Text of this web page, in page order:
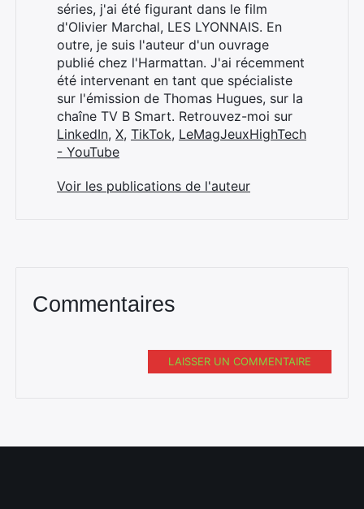
séries, j'ai été figurant dans le film
d'Olivier Marchal, LES LYONNAIS. En
outre, je suis l'auteur d'un ouvrage
publié chez l'Harmattan. J'ai récemment
été intervenant en tant que spécialiste
sur l'émission de Thomas Hugues, sur la
chaîne TV B Smart. Retrouvez-moi sur
LinkedIn, X, TikTok, LeMagJeuxHighTech
- YouTube
Voir les publications de l'auteur
Commentaires
LAISSER UN COMMENTAIRE